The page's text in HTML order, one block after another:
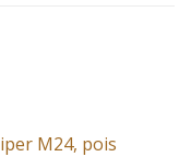
M24, pois